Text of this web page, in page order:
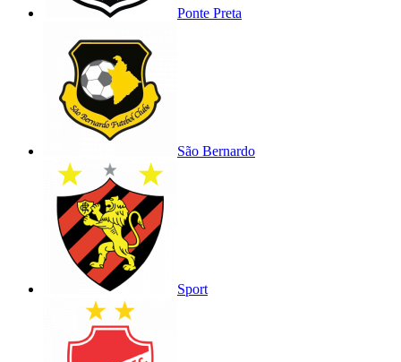
Ponte Preta
São Bernardo
Sport